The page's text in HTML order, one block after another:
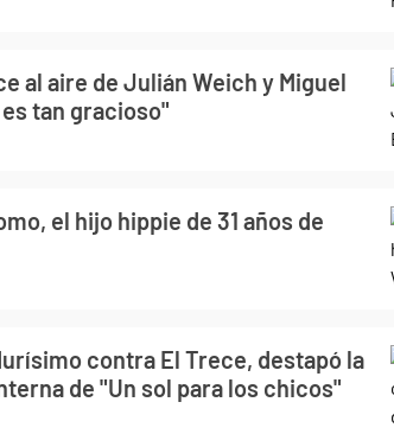
al aire de Julián Weich y Miguel
tan gracioso"
el hijo hippie de 31 años de
contra El Trece, destapó la
de "Un sol para los chicos"